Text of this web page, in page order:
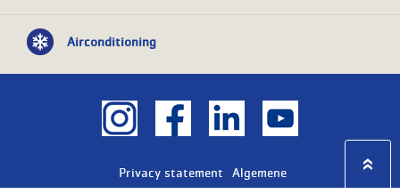
Airconditioning
Privacy statement
Algemene